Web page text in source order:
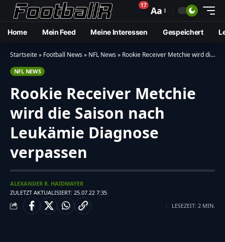
🔔17 Aa
Home Mein Feed Meine Interessen Gespeichert
Startseite» Football News» NFL News» Rookie Receiver Metchie wird die Saison nach Leukämie Diagnose verpassen
NFL NEWS
Rookie Receiver Metchie
wird die Saison nach
Leukämie Diagnose
verpassen
ZULETZT AKTUALISIERT: 25.07.22 7:35
ALEXANDER R. HAIDMAYER
LESEZEIT: 2 MIN.